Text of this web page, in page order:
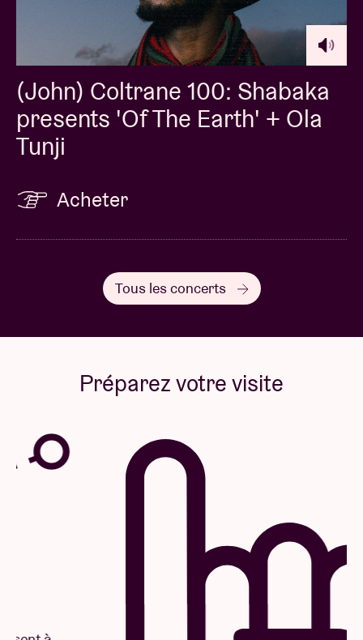
(John) Coltrane 100: Shabaka
presents 'Of The Earth' + Ola
Tunji
Acheter
Tous les concerts
Préparez votre visite